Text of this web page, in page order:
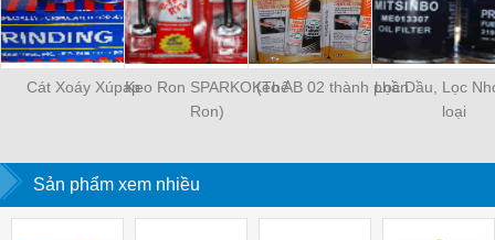
Cát Xoáy XúpápKeo Ron SPARKO (Thế
Ron)
Keo AB 02 thành phầnLọc Dầu, Lọc
loại
Sản phẩm xem nhiều